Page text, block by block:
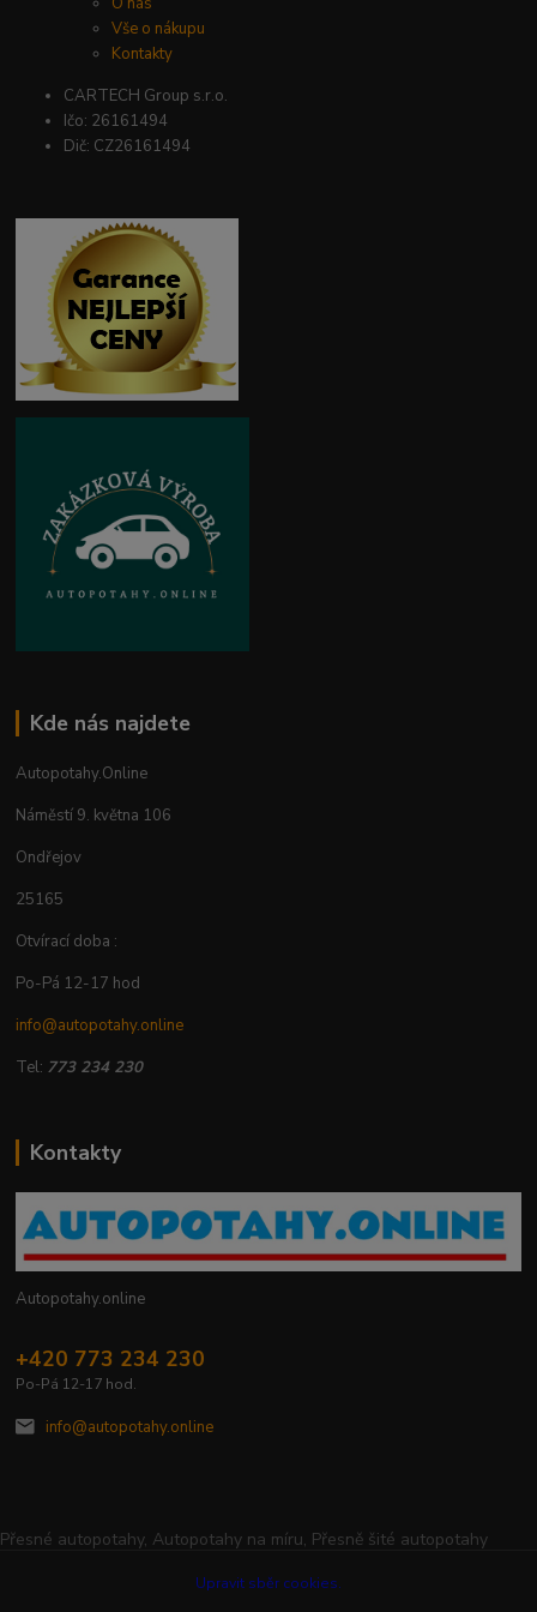
Vše o nákupu
Kontakty
CARTECH Group s.r.o.
Ičo: 26161494
Dič: CZ26161494
Kde nás najdete
Autopotahy.Online
Náměstí 9. května 106
Ondřejov
25165
Otvírací doba :
Po-Pá 12-17 hod
info@autopotahy.online
Tel: 773 234 230
Kontakty
Autopotahy.online
+420 773 234 230
Po-Pá 12-17 hod.
info@autopotahy.online
Přesné autopotahy, Autopotahy na míru, Přesně šité autopotahy
Upravit sběr cookies.